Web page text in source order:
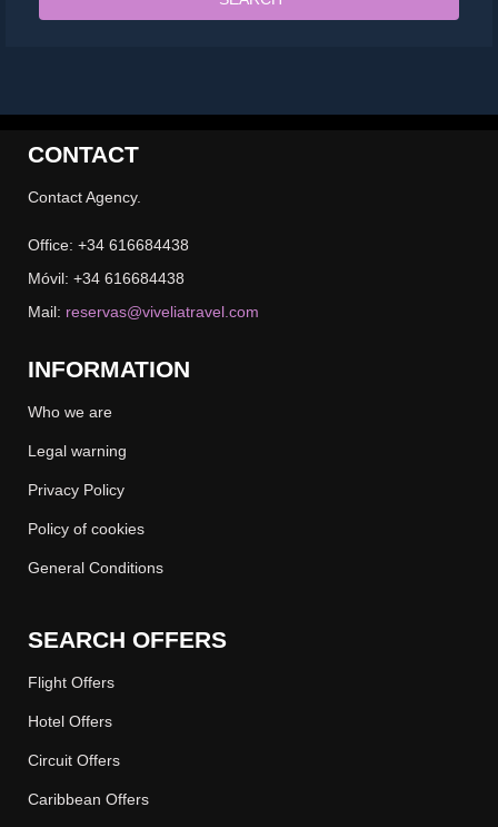
CONTACT
Contact Agency.
Office: +34 616684438
Móvil: +34 616684438
Mail: reservas@viveliatravel.com
INFORMATION
Who we are
Legal warning
Privacy Policy
Policy of cookies
General Conditions
SEARCH OFFERS
Flight Offers
Hotel Offers
Circuit Offers
Caribbean Offers